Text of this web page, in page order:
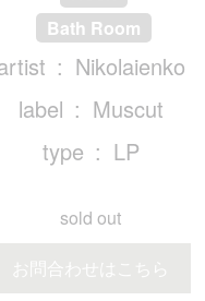
Bath Room
Nikolaienko
label
Muscut
type
LP
sold out
お問合わせはこちら